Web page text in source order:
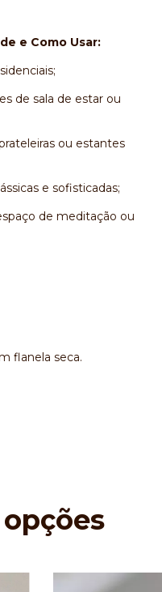
e Como Usar:
de sala de estar ou
ou estantes
e sofisticadas;
de meditação ou
flanela seca.